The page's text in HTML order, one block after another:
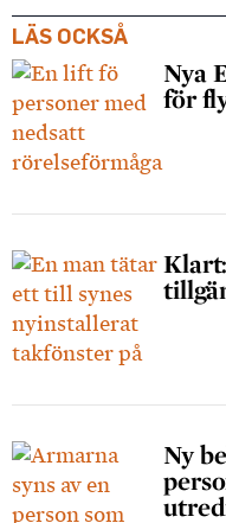
LÄS OCKSÅ
Nya
för
Ny